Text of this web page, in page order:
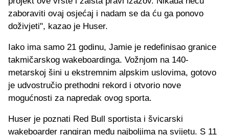
zaboraviti ovaj osjećaj i nadam se da ću ga ponovo
doživjeti", kazao je Huser.
Iako ima samo 21 godinu, Jamie je redefinisao granice
takmičarskog wakeboardinga. Vožnjom na 140-
metarskoj šini u ekstremnim alpskim uslovima, gotovo
je udvostručio prethodni rekord i otvorio nove
mogućnosti za napredak ovog sporta.
Huser je poznati Red Bull sportista i švicarski
wakeboarder rangiran među najboljima na svijetu. S 11